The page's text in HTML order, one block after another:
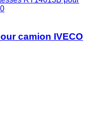
camion IVECO